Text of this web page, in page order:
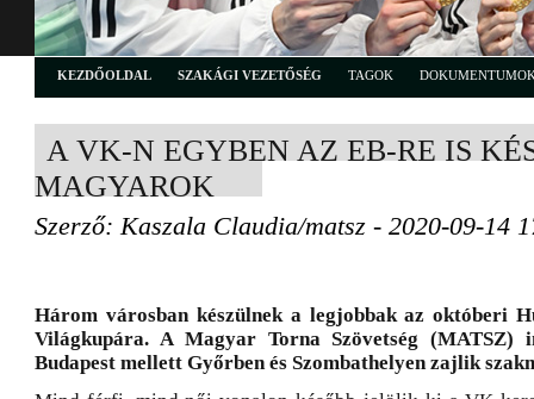
KEZDŐOLDAL SZAKÁGI VEZETŐSÉG TAGOK
A VK-N EGYBEN AZ EB-RE IS
MAGYAROK
Szerző: Kaszala Claudia/matsz - 2020-09-14
Három városban készülnek a legjobbak az októberi
Világkupára. A Magyar Torna Szövetség (MATSZ)
Budapest mellett Győrben és Szombathelyen zajlik